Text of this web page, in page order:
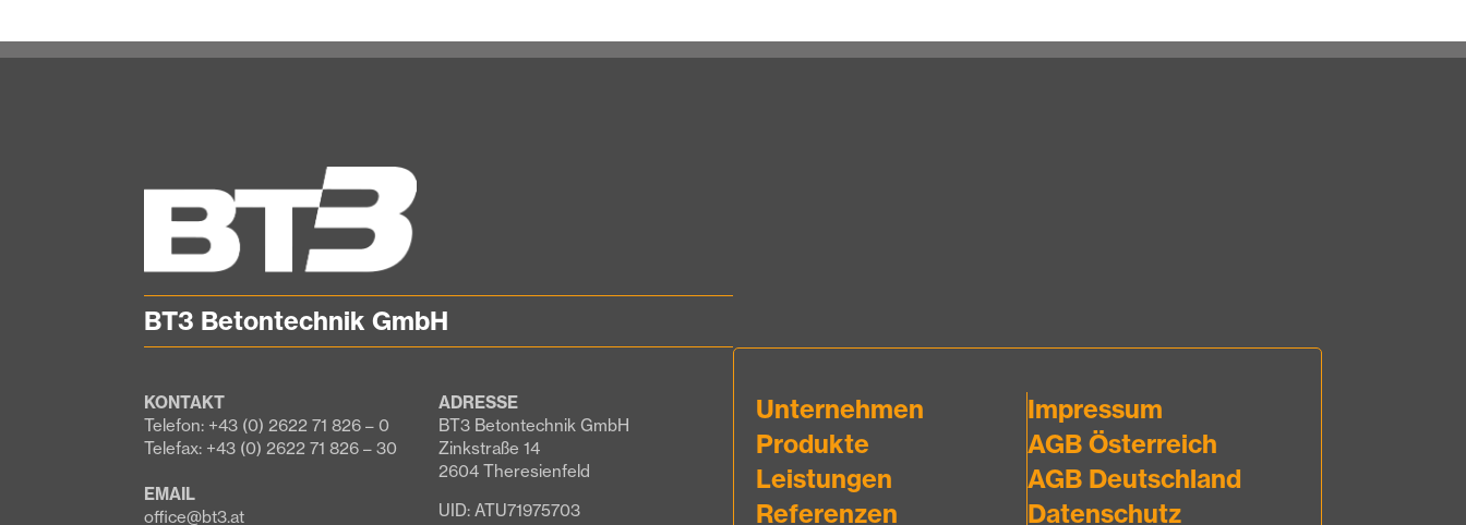
BT3 Betontechnik GmbH
KONTAKT
Telefon: +43 (0) 2622 71 826 – 0
Telefax: +43 (0) 2622 71 826 – 30
EMAIL
office@bt3.at
ADRESSE
BT3 Betontechnik GmbH
Zinkstraße 14
2604 Theresienfeld
UID: ATU71975703
Unternehmen
Produkte
Leistungen
Referenzen
Impressum
AGB Österreich
AGB Deutschland
Datenschutz